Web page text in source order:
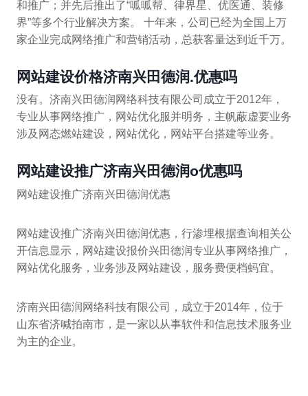
和推广；并先后推出了“呱呱帮、律界星、优医通、装修
界”等多个行业解决方案。 十年来，公司已经为全国上万
家企业完成网络推广和营销活动，总获客量达到近千万。
网站建设价格济南兴田德润.优惠吗
没有。济南兴田德润网络科技有限公司成立于2012年，
专业从事网络推广，网站优化服并明务，主帆蔽虚要业务
涉及网态燃站建设，网站优化，网站平台搭建等业务。
网站建设推广济南兴田德润o优惠吗
网站建设推广济南兴田德润优惠
网站建设推广济南兴田德润优惠，行渗埋根据查询相关公
开信息显示，网站建设报价兴田德润专业从事网络推广，
网站优化服务，业务涉及网站建设，服务费便档蚂宜。
济南兴田德润网络科技有限公司，成立于2014年，位于
山东省济喊拍南市，是一家以从事软件和信息技术服务业
为主的企业。